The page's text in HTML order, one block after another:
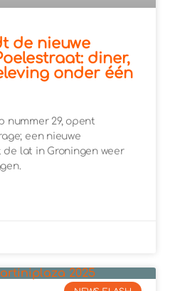
de nieuwe
diner,
onder één
nummer 29, opent
een nieuwe
lat in Groningen weer